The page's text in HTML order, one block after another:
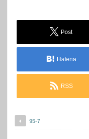
Post
Hatena
RSS
95-7